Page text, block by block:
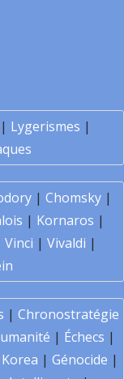
Lygerismes |
| Chomsky|
| Kornaros |
Vinci | Vivaldi |
| Chronostratégie
| Échecs |
| Génocide |